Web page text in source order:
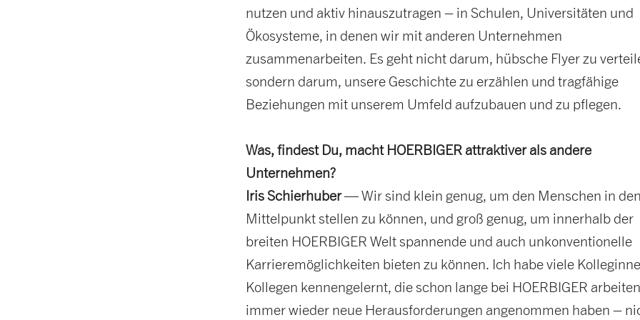
nutzen und aktiv hinauszutragen – in Schulen, Universitäten und
Ökosysteme, in denen wir mit anderen Unternehmen
zusammenarbeiten. Es geht nicht darum, hübsche Flyer zu
sondern darum, unsere Geschichte zu erzählen und tragfähige
Beziehungen mit unserem Umfeld aufzubauen und zu pflegen.
Was, findest Du, macht HOERBIGER attraktiver als andere
Unternehmen?
Iris Schierhuber— Wir sind klein genug, um den Menschen in den
Mittelpunkt stellen zu können, und groß genug, um innerhalb der
breiten HOERBIGER Welt spannende und auch unkonventionelle
Karrieremöglichkeiten bieten zu können. Ich habe viele
Kollegen kennengelernt, die schon lange bei HOERBIGER
immer wieder neue Herausforderungen angenommen haben –